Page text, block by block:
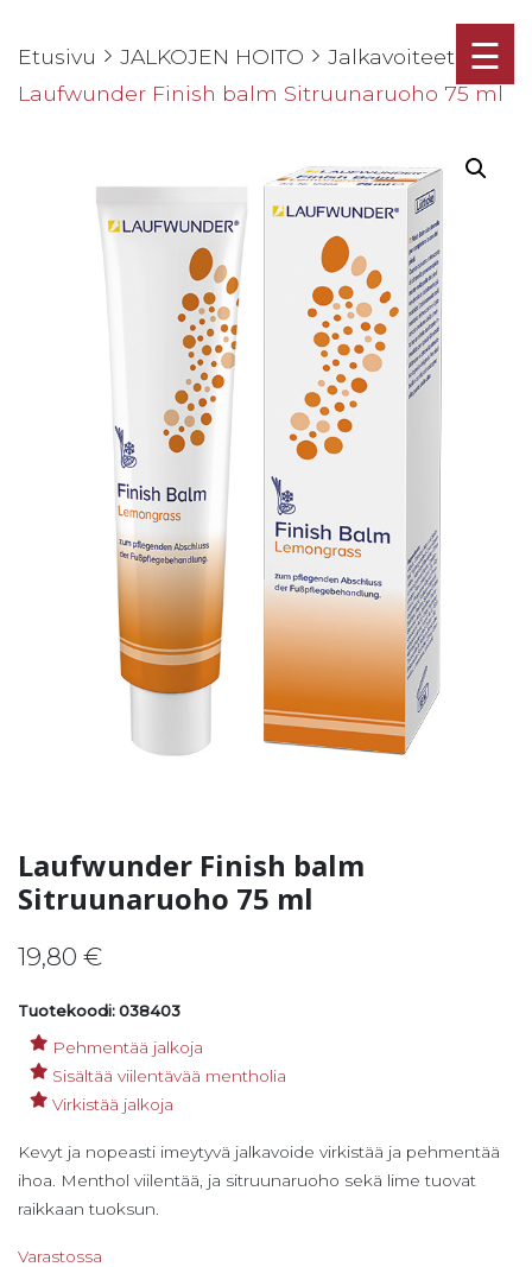
☰
Etusivu JALKOJEN HOITO
Jalkavoiteet
Laufwunder Finish balm Sitruunaruoho 75 ml
Laufwunder Finish balm
Sitruunaruoho 75 ml
19,80 €
Tuotekoodi: 038403
Pehmentää jalkoja
Sisältää viilentävää mentholia
Virkistää jalkoja
Kevyt ja nopeasti imeytyvä jalkavoide virkistää ja pehmentää
ihoa. Menthol viilentää, ja sitruunaruoho sekä lime tuovat
raikkaan tuoksun.
Varastossa